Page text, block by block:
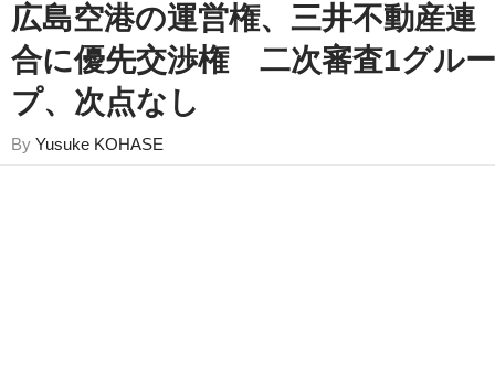
広島空港の運営権、三井不動産連
合に優先交渉権 二次審査1グルー
プ、次点なし
By Yusuke KOHASE